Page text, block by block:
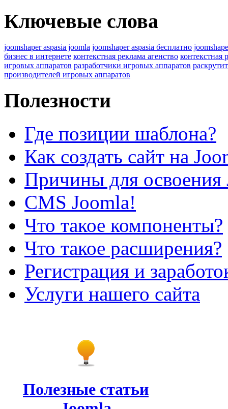
Ключевые слова
joomshaper aspasia joomla joomshaper aspasia бесплатно
бизнес в интернете контекстная реклама агенство контекстная
игровых аппаратов разработчики игровых аппаратов
производителей игровых аппаратов
Полезности
Где позиции шаблона?
Как создать сайт на
Причины для освоения
CMS Joomla!
Что такое компоненты?
Что такое расширения?
Регистрация и
Услуги нашего сайта
Полезные статьи